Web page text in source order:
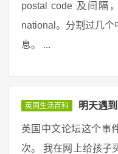
postal code 及间隔
national。分割过几
息。 ...
英国生活百科 明天遇
英国中文论坛这个事
次。 我在网上给孩子